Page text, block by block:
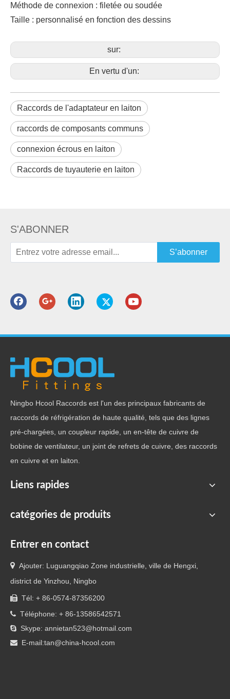
Méthode de connexion : filetée ou soudée
Taille : personnalisé en fonction des dessins
sur:
En vertu d'un:
Raccords de l'adaptateur en laiton
raccords de composants communs
connexion écrous en laiton
Raccords de tuyauterie en laiton
Je recherche
Catégorie de produit
Raccords en laiton
pour système de
plomberie
Raccords de
pour oléoduc
S'ABONNER
S’abonner
Ningbo Hcool Raccords est l'un des principaux fabricants de
raccords de réfrigération de haute qualité, tels que des lignes
pré-chargées, un coupleur rapide, un en-tête de cuivre de
bobine de ventilateur, un joint de refrets de cuivre, des raccords
en cuivre et en laiton.
Liens rapides
catégories de produits
Entrer en contact
 Ajouter: Luguangqiao Zone industrielle, ville de Hengxi,
district de Yinzhou, Ningbo
 Tél: + 86-0574-87356200
 Téléphone: + 86-13586542571
 Skype: annietan523@hotmail.com
 E-mail:tan@china-hcool.com